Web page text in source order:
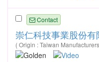
Contact
崇仁科技事業股份有
( Origin : Taiwan